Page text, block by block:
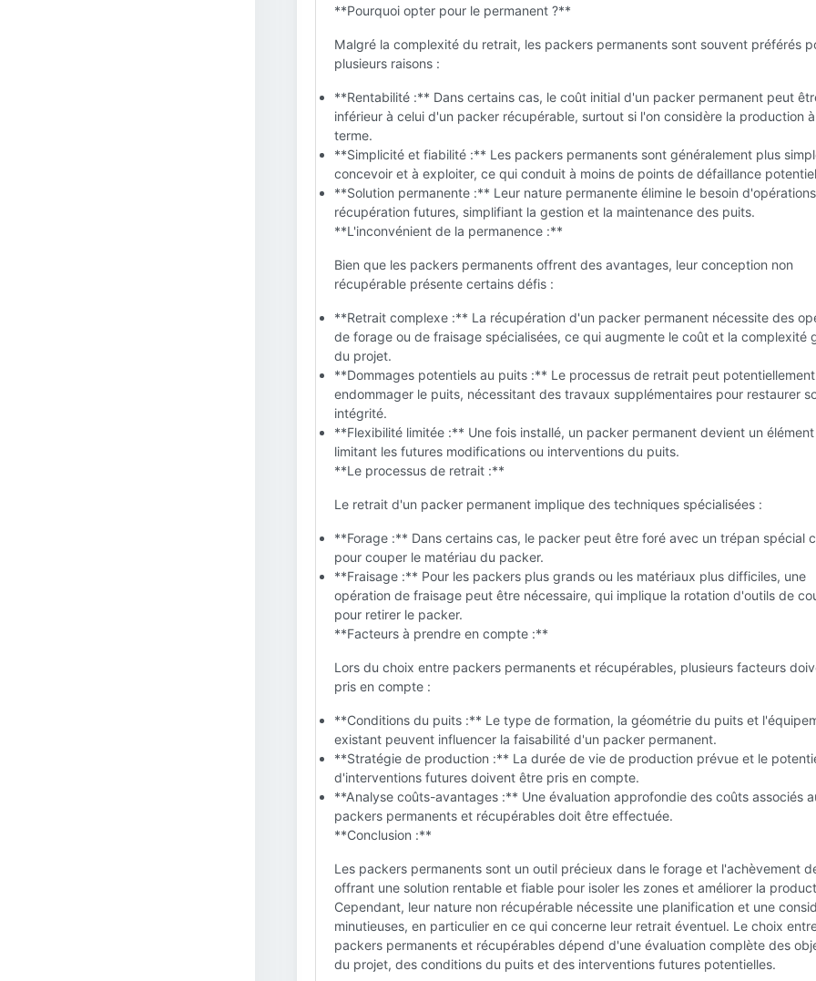
**Pourquoi opter pour le permanent ?**
Malgré la complexité du retrait, les packers permanents sont souvent préférés
plusieurs raisons :
**Rentabilité :** Dans certains cas, le coût initial d'un packer permanent peut
inférieur à celui d'un packer récupérable, surtout si l'on considère la production
terme.
**Simplicité et fiabilité :** Les packers permanents sont généralement plus
concevoir et à exploiter, ce qui conduit à moins de points de défaillance
**Solution permanente :** Leur nature permanente élimine le besoin
récupération futures, simplifiant la gestion et la maintenance des puits.
**L'inconvénient de la permanence :**
Bien que les packers permanents offrent des avantages, leur conception non
récupérable présente certains défis :
**Retrait complexe :** La récupération d'un packer permanent nécessite des
de forage ou de fraisage spécialisées, ce qui augmente le coût et la complexité
du projet.
**Dommages potentiels au puits :** Le processus de retrait peut potentiellement
endommager le puits, nécessitant des travaux supplémentaires pour restaurer
intégrité.
**Flexibilité limitée :** Une fois installé, un packer permanent devient un
limitant les futures modifications ou interventions du puits.
**Le processus de retrait :**
Le retrait d'un packer permanent implique des techniques spécialisées :
**Forage :** Dans certains cas, le packer peut être foré avec un trépan spécial
pour couper le matériau du packer.
**Fraisage :** Pour les packers plus grands ou les matériaux plus difficiles, une
opération de fraisage peut être nécessaire, qui implique la rotation d'outils de
pour retirer le packer.
**Facteurs à prendre en compte :**
Lors du choix entre packers permanents et récupérables, plusieurs facteurs
pris en compte :
**Conditions du puits :** Le type de formation, la géométrie du puits et
existant peuvent influencer la faisabilité d'un packer permanent.
**Stratégie de production :** La durée de vie de production prévue et le
d'interventions futures doivent être pris en compte.
**Analyse coûts-avantages :** Une évaluation approfondie des coûts associés
packers permanents et récupérables doit être effectuée.
**Conclusion :**
Les packers permanents sont un outil précieux dans le forage et l'achèvement
offrant une solution rentable et fiable pour isoler les zones et améliorer la
Cependant, leur nature non récupérable nécessite une planification et une
minutieuses, en particulier en ce qui concerne leur retrait éventuel. Le choix
packers permanents et récupérables dépend d'une évaluation complète des
du projet, des conditions du puits et des interventions futures potentielles.